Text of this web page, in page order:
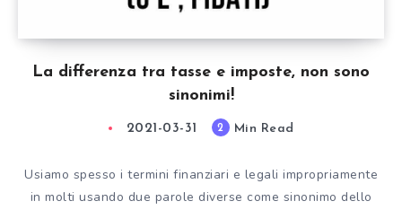
La differenza tra tasse e imposte, non sono
sinonimi!
2021-03-31 2 Min Read
Usiamo spesso i termini finanziari e legali impropriamente
in molti usando due parole diverse come sinonimo dello